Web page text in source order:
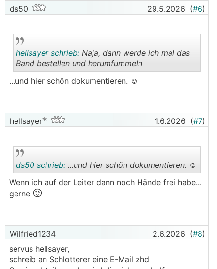
ds50 29.5.2026 (#6)
hellsayer schrieb: Naja, dann werde ich mal das
Band bestellen und herumfummeln
...und hier schön dokumentieren. ☺️
hellsayer 1.6.2026 (#7)
ds50 schrieb: ...und hier schön dokumentieren. ☺️
Wenn ich auf der Leiter dann noch Hände frei habe...
gerne 😜
Wilfried1234 2.6.2026 (#8)
servus hellsayer,
schreib an Schlotterer eine E-Mail zhd